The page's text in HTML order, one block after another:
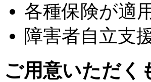
各種保険が適
障害者自立支
ご用意いただく